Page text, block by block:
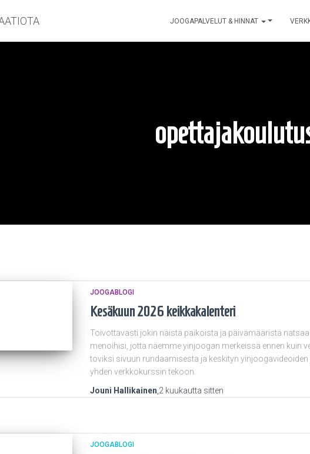
JOOGAPALVELUT & HINNAT
JOOGABLOGI
Kesäkuun 2026 keikkakalenteri
Toivottavasti jokin näistä paikoista ja päivämääristä
menoihisi, jotta näemme yinjoogan merkeissä ennen kuin
toviksi sivuun rundaamisesta ja keskityn yinjoogavideoiden
yhden verkkokurssin tekoon.
Jouni Hallikainen 2 kuukautta sitten
JOOGABLOGI